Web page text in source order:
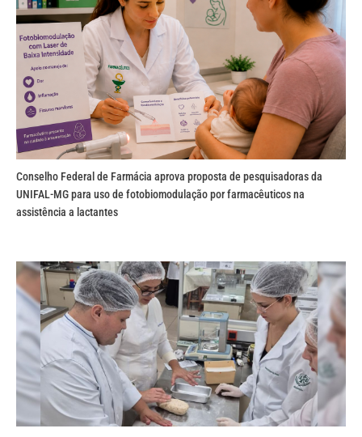
Conselho Federal de Farmácia aprova proposta de pesquisadoras da
UNIFAL-MG para uso de fotobiomodulação por farmacêuticos na
assistência a lactantes